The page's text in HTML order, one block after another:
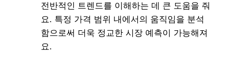
전반적인 트렌드를 이해하는 데 큰 도움을 줘
요. 특정 가격 범위 내에서의 움직임을 분석
함으로써 더욱 정교한 시장 예측이 가능해져
요.